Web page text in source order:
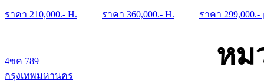
ราคา 210,000.- H.
ราคา 360,000.- H.
ราคา 299,000.-
หม
4ขค 789
กรุงเทพมหานคร